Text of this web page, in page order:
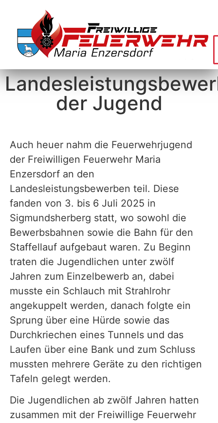
der Jugend
Auch heuer nahm die Feuerwehrjugend
der Freiwilligen Feuerwehr Maria
Enzersdorf an den
Landesleistungsbewerben teil. Diese
fanden von 3. bis 6 Juli 2025 in
Sigmundsherberg statt, wo sowohl die
Bewerbsbahnen sowie die Bahn für den
Staffellauf aufgebaut waren. Zu Beginn
traten die Jugendlichen unter zwölf
Jahren zum Einzelbewerb an, dabei
musste ein Schlauch mit Strahlrohr
angekuppelt werden, danach folgte ein
Sprung über eine Hürde sowie das
Durchkriechen eines Tunnels und das
Laufen über eine Bank und zum Schluss
mussten mehrere Geräte zu den richtigen
Tafeln gelegt werden.
Die Jugendlichen ab zwölf Jahren hatten
zusammen mit der Freiwillige Feuerwehr